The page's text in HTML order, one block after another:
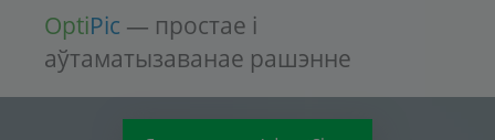
OptiPic — простае і
аўтаматызаванае рашэнне